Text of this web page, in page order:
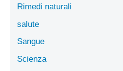
Rimedi naturali
salute
Sangue
Scienza